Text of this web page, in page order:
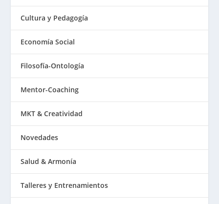
Cultura y Pedagogía
Economía Social
Filosofía-Ontología
Mentor-Coaching
MKT & Creatividad
Novedades
Salud & Armonía
Talleres y Entrenamientos